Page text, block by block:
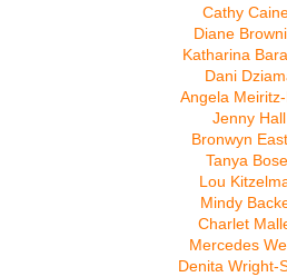
Cathy
Diane
Katharina
Dani
Angela
Jenny Hall
Bronwyn
Tanya
Lou
Mindy
Charlet
Mercedes
Denita Wright-